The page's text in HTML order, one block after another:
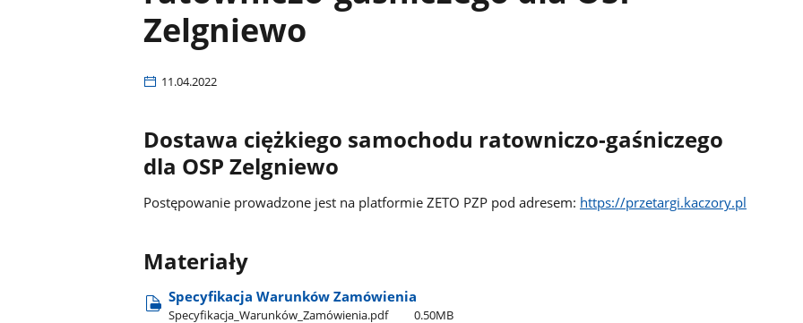
Zelgniewo
11.04.2022
Dostawa ciężkiego samochodu ratowniczo-gaśniczego
dla OSP Zelgniewo
Postępowanie prowadzone jest na platformie ZETO PZP pod adresem: https://przetargi.kaczory.pl
Materiały
Specyfikacja Warunków Zamówienia
Specyfikacja​_Warunków​_Zamówienia.pdf 0.50MB